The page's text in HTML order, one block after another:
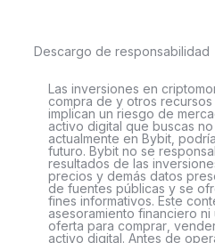
Descargo de responsabilidad
Las inversiones en
compra de y otros recursos
implican un riesgo de
activo digital que buscas
actualmente en Bybit,
futuro. Bybit no se
resultados de las
precios y demás datos
de fuentes públicas y se
fines informativos. Este
asesoramiento financiero
oferta para comprar,
activo digital. Antes de